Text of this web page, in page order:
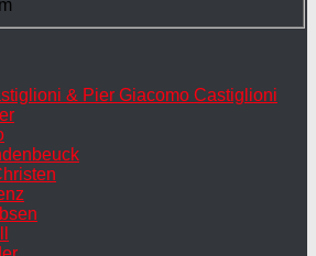
& Pier Giacomo Castiglioni